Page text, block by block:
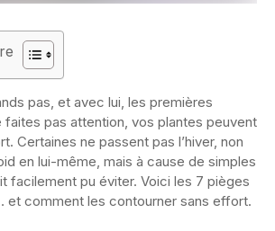
pas, et avec lui, les premières
faites pas attention, vos plantes peuvent
Certaines ne passent pas l’hiver, non
en lui-même, mais à cause de simples
facilement pu éviter. Voici les 7 pièges
et comment les contourner sans effort.